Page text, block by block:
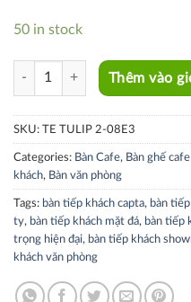
50 in stock
TE TULIP 2-08E3 quantity
Thêm vào
SKU: TE TULIP 2-08E3
Categories: Bàn Cafe, Bàn ghế
khách, Bàn văn phòng
Tags: bàn tiếp khách capta, bàn
ty, bàn tiếp khách mặt đá, bàn tiếp
trọng hiện đại, bàn tiếp khách
khách văn phòng